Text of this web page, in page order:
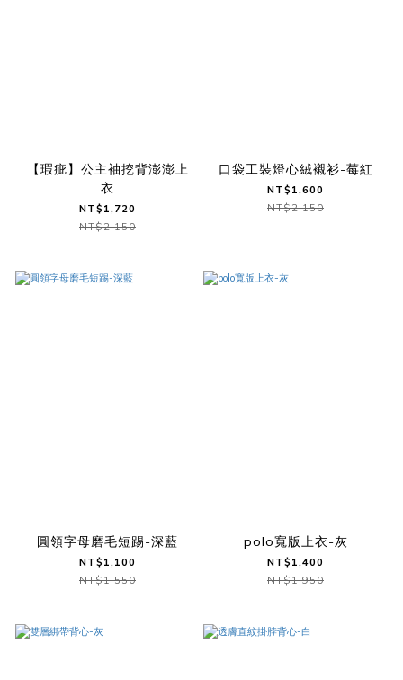
【瑕疵】公主袖挖背澎澎上
衣
NT$1,720
NT$2,150
口袋工裝燈心絨襯衫-莓紅
NT$1,600
NT$2,150
圓領字母磨毛短踢-深藍
NT$1,100
NT$1,550
polo寬版上衣-灰
NT$1,400
NT$1,950